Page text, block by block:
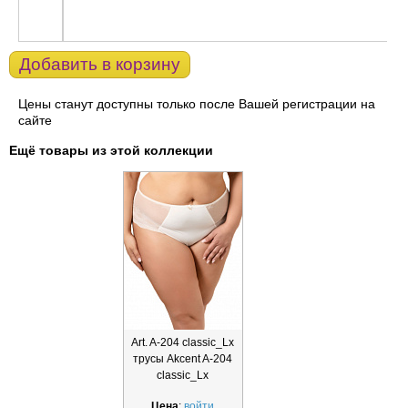
Добавить в корзину
Цены станут доступны только после Вашей регистрации на
сайте
Ещё товары из этой коллекции
Art. A-204 classic_Lx
трусы Akcent A-204
classic_Lx